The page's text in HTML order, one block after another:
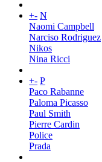
+- N
Naomi Campbell
Narciso Rodriguez
Nikos
Nina Ricci
+- P
Paco Rabanne
Paloma Picasso
Paul Smith
Pierre Cardin
Police
Prada